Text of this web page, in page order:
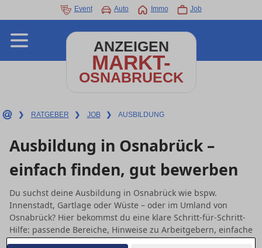
Event Auto Immo Job
ANZEIGEN
MARKT-
OSNABRUECK
❯ RATGEBER ❯ JOB ❯ AUSBILDUNG
Ausbildung in Osnabrück –
einfach finden, gut bewerben
Du suchst deine Ausbildung in Osnabrück wie bspw.
Innenstadt, Gartlage oder Wüste – oder im Umland von
Osnabrück? Hier bekommst du eine klare Schritt-für-Schritt-
Hilfe: passende Bereiche, Hinweise zu Arbeitgebern, einfache
Tipps für Lebenslauf & Anschreiben und nützliche Angebote